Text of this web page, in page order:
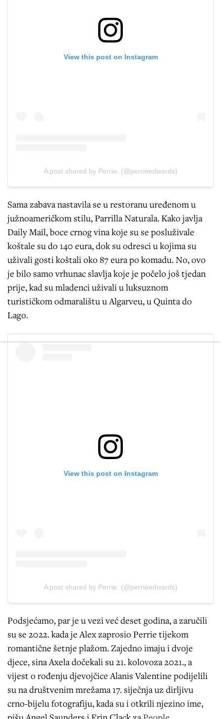
View this post on Instagram
A post shared by Perrie. (@perrieedwards)
Sama zabava nastavila se u restoranu uređenom u
južnoameričkom stilu, Parrilla Naturala. Kako javlja
Daily Mail, boce crnog vina koje su se posluživale
koštale su do 140 eura, dok su odresci u kojima su
uživali gosti koštali oko 87 eura po komadu. No, ovo
je bilo samo vrhunac slavlja koje je počelo još tjedan
prije, kad su mladenci uživali u luksuznom
turističkom odmaralištu u Algarveu, u Quinta do
Lago.
View this post on Instagram
A post shared by Perrie. (@perrieedwards)
Podsjećamo, par je u vezi već deset godina, a zaručili
su se 2022. kada je Alex zaprosio Perrie tijekom
romantične šetnje plažom. Zajedno imaju i dvoje
djece, sina Axela dočekali su 21. kolovoza 2021., a
vijest o rođenju djevojčice Alanis Valentine podijelili
su na društvenim mrežama 17. siječnja uz dirljivu
crno-bijelu fotografiju, kada su i otkrili njezino ime,